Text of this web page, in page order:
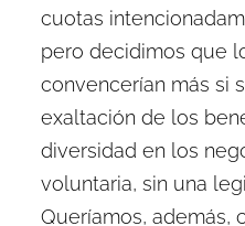
cuotas
pero decidimos que
convencerían más si
exaltación de los
diversidad en los
voluntaria, sin una
Queríamos, además,